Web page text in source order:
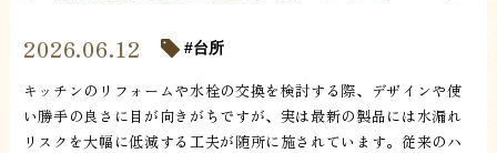
2026.06.12 台所
キッチンのリフォームや水栓の交換を検討する際、デザインや使
い勝手の良さに目が向きがちですが、実は最新の製品には水漏れ
リスクを大幅に低減する工夫が随所に施されています。従来のハ